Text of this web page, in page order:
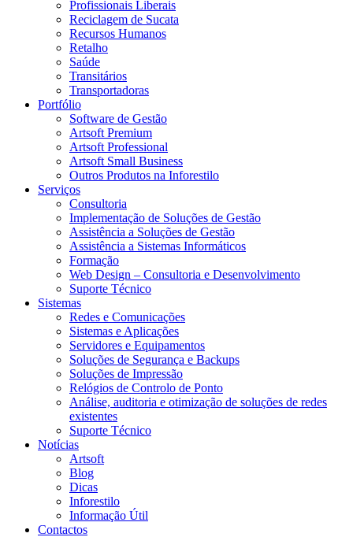
Profissionais Liberais
Reciclagem de Sucata
Recursos Humanos
Retalho
Saúde
Transitários
Transportadoras
Portfólio
Software de Gestão
Artsoft Premium
Artsoft Professional
Artsoft Small Business
Outros Produtos na Inforestilo
Serviços
Consultoria
Implementação de Soluções de Gestão
Assistência a Soluções de Gestão
Assistência a Sistemas Informáticos
Formação
Web Design – Consultoria e Desenvolvimento
Suporte Técnico
Sistemas
Redes e Comunicações
Sistemas e Aplicações
Servidores e Equipamentos
Soluções de Segurança e Backups
Soluções de Impressão
Relógios de Controlo de Ponto
Análise, auditoria e otimização de soluções de redes
existentes
Suporte Técnico
Notícias
Artsoft
Blog
Dicas
Inforestilo
Informação Útil
Contactos